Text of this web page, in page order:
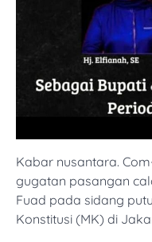
Kabar nusantara.
gugatan pasangan
Fuad pada sidang
Konstitusi (MK) di